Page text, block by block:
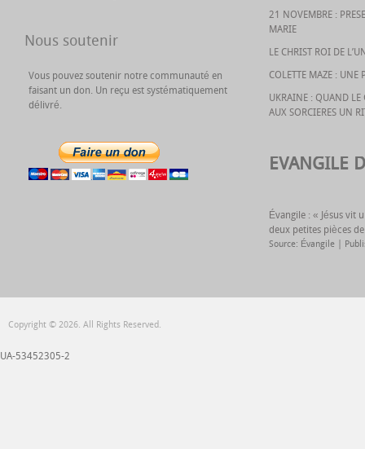
Nous soutenir
Vous pouvez soutenir notre communauté en
faisant un don. Un reçu est systématiquement
délivré.
21 NOVEMBRE :
MARIE
LE CHRIST ROI DE
COLETTE MAZE :
UKRAINE : QUAND LE
AUX SORCIERES UN
EVANGILE
Évangile : « Jésus vit
deux petites pièces
Source: Évangile
Copyright © 2026. All Rights Reserved.
UA-53452305-2